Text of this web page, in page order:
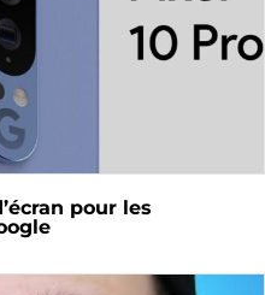
pour les